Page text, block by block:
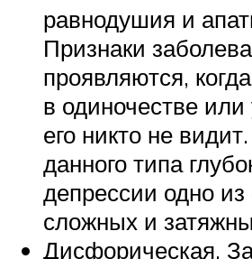
равнодушия и
Признаки
проявляются,
в одиночестве или
его никто не
данного типа
депрессии одно
сложных и
Дисфорическая.